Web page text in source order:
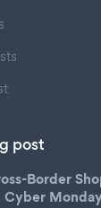
post
Border
Cyber Monday